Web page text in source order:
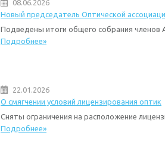
08.06.2026
Новый председатель Оптической
Подведены итоги общего собрания членов
Подробнее»
22.01.2026
О смягчении условий лицензирования оптик
Сняты ограничения на расположение
Подробнее»